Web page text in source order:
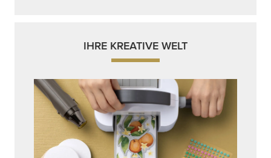
IHRE KREATIVE WELT